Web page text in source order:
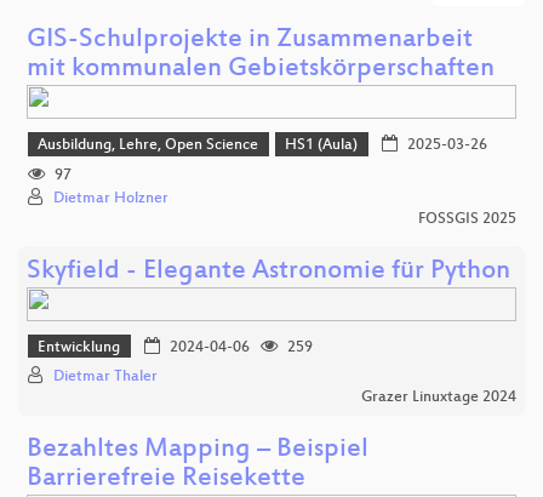
GIS-Schulprojekte in Zusammenarbeit
mit kommunalen Gebietskörperschaften
Ausbildung, Lehre, Open Science HS1 (Aula)
2025-03-26
97
Dietmar Holzner
FOSSGIS 2025
Skyfield - Elegante Astronomie für Python
Entwicklung 2024-04-06
259
Dietmar Thaler
Grazer Linuxtage 2024
Bezahltes Mapping – Beispiel
Barrierefreie Reisekette